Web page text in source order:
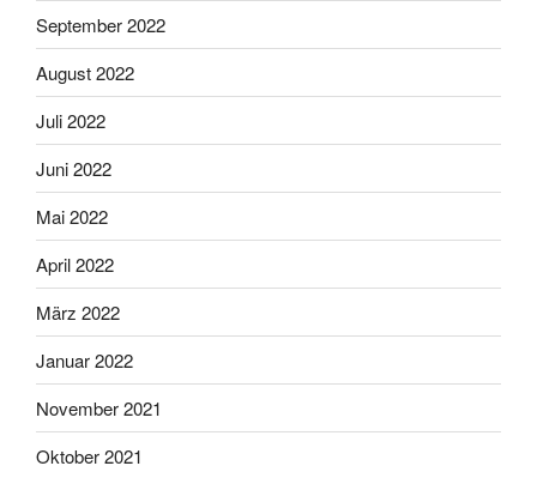
September 2022
August 2022
Juli 2022
Juni 2022
Mai 2022
April 2022
März 2022
Januar 2022
November 2021
Oktober 2021